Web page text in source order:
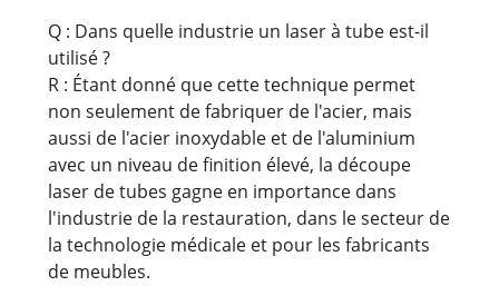
Q : Dans quelle industrie un laser à tube est-il
utilisé ?
R : Étant donné que cette technique permet
non seulement de fabriquer de l'acier, mais
aussi de l'acier inoxydable et de l'aluminium
avec un niveau de finition élevé, la découpe
laser de tubes gagne en importance dans
l'industrie de la restauration, dans le secteur de
la technologie médicale et pour les fabricants
de meubles.